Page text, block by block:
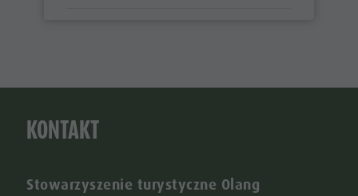
KONTAKT
Stowarzyszenie turystyczne Olang